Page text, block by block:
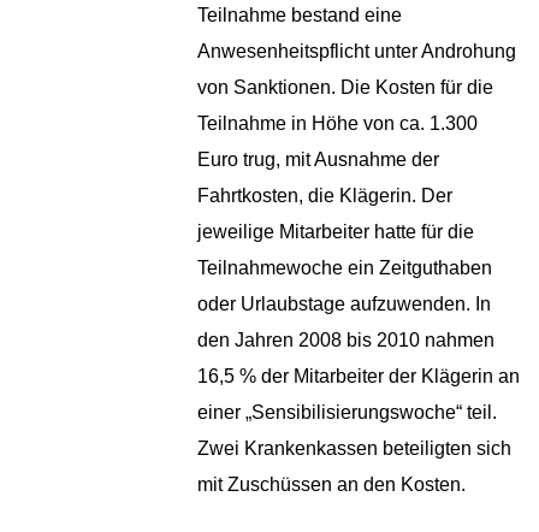
Teilnahme bestand eine
Anwesenheitspflicht unter Androhung
von Sanktionen. Die Kosten für die
Teilnahme in Höhe von ca. 1.300
Euro trug, mit Ausnahme der
Fahrtkosten, die Klägerin. Der
jeweilige Mitarbeiter hatte für die
Teilnahmewoche ein Zeitguthaben
oder Urlaubstage aufzuwenden. In
den Jahren 2008 bis 2010 nahmen
16,5 % der Mitarbeiter der Klägerin an
einer „Sensibilisierungswoche“ teil.
Zwei Krankenkassen beteiligten sich
mit Zuschüssen an den Kosten.